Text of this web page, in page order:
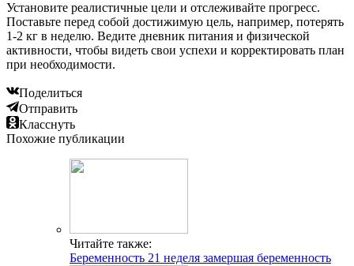
Установите реалистичные цели и отслеживайте прогресс.
Поставьте перед собой достижимую цель, например, потерять
1-2 кг в неделю. Ведите дневник питания и физической
активности, чтобы видеть свои успехи и корректировать план
при необходимости.
Поделиться
Отправить
Класснуть
Похожие публикации
Читайте также:
Беременность 21 неделя замершая беременность